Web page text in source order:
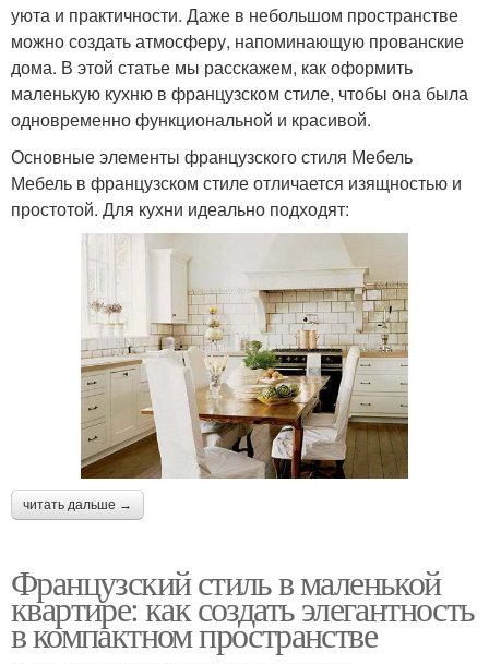
уюта и практичности. Даже в небольшом пространстве
можно создать атмосферу, напоминающую прованские
дома. В этой статье мы расскажем, как оформить
маленькую кухню в французском стиле, чтобы она была
одновременно функциональной и красивой.
Основные элементы французского стиля Мебель
Мебель в французском стиле отличается изящностью и
простотой. Для кухни идеально подходят:
читать дальше →
Французский стиль в маленькой
квартире: как создать элегантность
в компактном пространстве